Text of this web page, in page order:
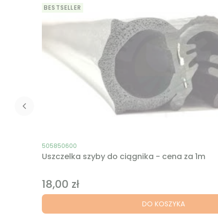
BESTSELLER
Kod produktu
505850600
Uszczelka szyby do ciągnika - cena za 1m
Cena
18,00 zł
DO KOSZYKA